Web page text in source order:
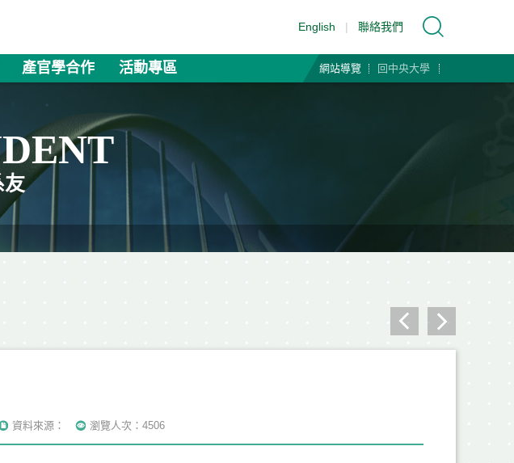
English | 聯絡我們
產官學合作 活動專區 網站導覽 回中央大學
友
資料來源： 瀏覽人次：4506